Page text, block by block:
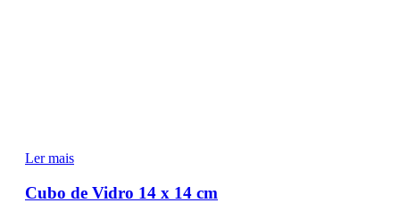
Ler mais
Cubo de Vidro 14 x 14 cm